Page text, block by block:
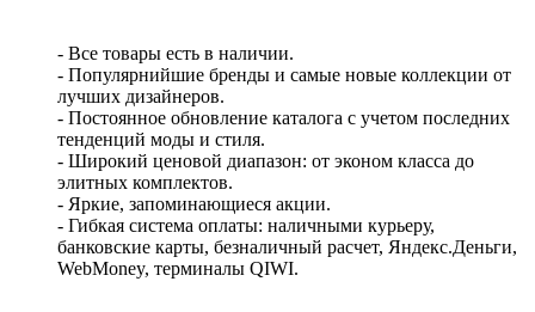
- Все товары есть в наличии.
- Популярнийшие бренды и самые новые коллекции от
лучших дизайнеров.
- Постоянное обновление каталога с учетом последних
тенденций моды и стиля.
- Широкий ценовой диапазон: от эконом класса до
элитных комплектов.
- Яркие, запоминающиеся акции.
- Гибкая система оплаты: наличными курьеру,
банковские карты, безналичный расчет, Яндекс.Деньги,
WebMoney, терминалы QIWI.